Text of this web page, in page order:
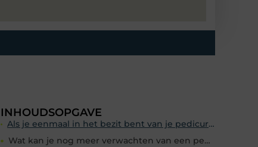
INHOUDSOPGAVE
Als je eenmaal in het bezit bent van je pedicure diploma, kun je als pedicurist vele kanten uit.
Wat kan je nog meer verwachten van een pedicure opleiding?